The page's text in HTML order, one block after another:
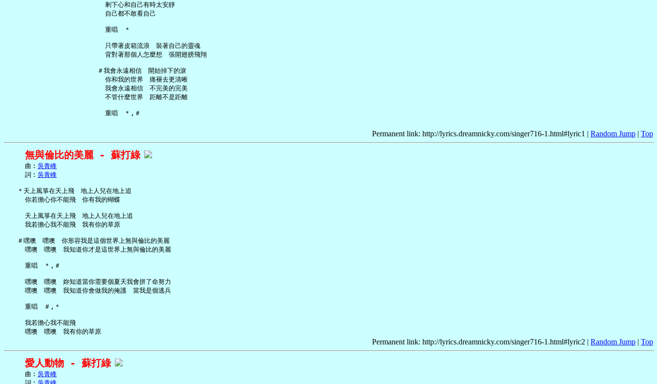
     剩下心和自己有時太安靜
     自己都不敢看自己
     重唱　＊
     只帶著皮箱流浪　裝著自己的靈魂
     背對著那個人怎麼想　張開翅膀飛翔
   ＃我會永遠相信　開始掉下的淚
     你和我的世界　痛褪去更清晰
     我會永遠相信　不完美的完美
     不管什麼世界　距離不是距離
Permanent link: http://lyrics.dreamnicky.com/singer716-1.html#lyric1 | Random Jump | Top
無與倫比的美麗 - 蘇打綠
     曲︰
吳青峰
     詞︰
吳青峰
   ＊天上風箏在天上飛　地上人兒在地上追
     你若擔心你不能飛　你有我的蝴蝶
     天上風箏在天上飛　地上人兒在地上追
     我若擔心我不能飛　我有你的草原
   ＃嘿噢　嘿噢　你形容我是這個世界上無與倫比的美麗
     嘿噢　嘿噢　我知道你才是這世界上無與倫比的美麗
     重唱　＊,＃
     嘿噢　嘿噢　妳知道當你需要個夏天我會拼了命努力
     嘿噢　嘿噢　我知道你會做我的掩護　當我是個逃兵
     重唱　＃,＊
     我若擔心我不能飛
Permanent link: http://lyrics.dreamnicky.com/singer716-1.html#lyric2 | Random Jump | Top
愛人動物 - 蘇打綠
     曲︰
吳青峰